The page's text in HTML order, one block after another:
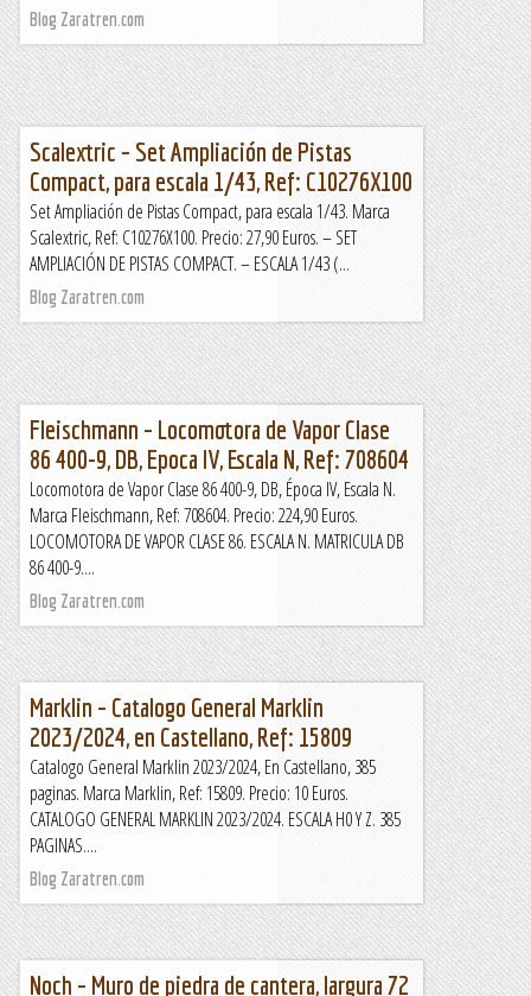
Blog Zaratren.com
Scalextric – Set Ampliación de Pistas
Compact, para escala 1/43, Ref: C10276X100
Set Ampliación de Pistas Compact, para escala 1/43. Marca
Scalextric, Ref: C10276X100. Precio: 27,90 Euros. – SET
AMPLIACIÓN DE PISTAS COMPACT. – ESCALA 1/43 (...
Blog Zaratren.com
Fleischmann – Locomotora de Vapor Clase
86 400-9, DB, Epoca IV, Escala N, Ref: 708604
Locomotora de Vapor Clase 86 400-9, DB, Época IV, Escala N.
Marca Fleischmann, Ref: 708604. Precio: 224,90 Euros.
LOCOMOTORA DE VAPOR CLASE 86. ESCALA N. MATRICULA DB
86 400-9....
Blog Zaratren.com
Marklin – Catalogo General Marklin
2023/2024, en Castellano, Ref: 15809
Catalogo General Marklin 2023/2024, En Castellano, 385
paginas. Marca Marklin, Ref: 15809. Precio: 10 Euros.
CATALOGO GENERAL MARKLIN 2023/2024. ESCALA H0 Y Z. 385
PAGINAS....
Blog Zaratren.com
Noch – Muro de piedra de cantera, largura 72